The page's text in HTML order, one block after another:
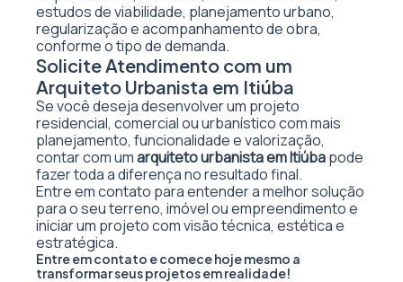
estudos de viabilidade, planejamento urbano,
regularização e acompanhamento de obra,
conforme o tipo de demanda.
Solicite Atendimento com um
Arquiteto Urbanista em Itiúba
Se você deseja desenvolver um projeto
residencial, comercial ou urbanístico com mais
planejamento, funcionalidade e valorização,
contar com umarquiteto urbanista em Itiúbapode
fazer toda a diferença no resultado final.
Entre em contato para entender a melhor solução
para o seu terreno, imóvel ou empreendimento e
iniciar um projeto com visão técnica, estética e
estratégica.
Entre em contato e comece hoje mesmo a
transformar seus projetos em realidade!